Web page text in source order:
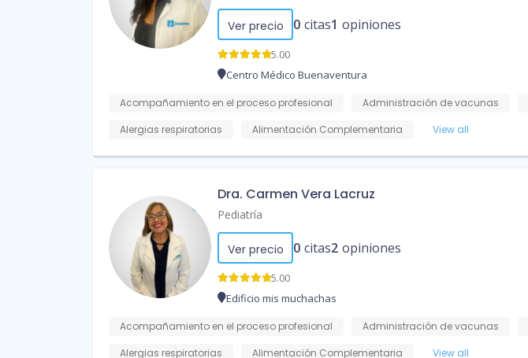
Ver precio 0 citas1 opiniones
5.00
Centro Médico Buenaventura
Acompañamiento en el proceso profesional Administración de vacunas
Alergias respiratorias
Alimentación Complementaria View all
Dra. Carmen Vera Lacruz
Pediatría
Ver precio 0 citas2 opiniones
5.00
Edificio mis muchachas
Acompañamiento en el proceso profesional Administración de vacunas
Alergias respiratorias
Alimentación Complementaria View all